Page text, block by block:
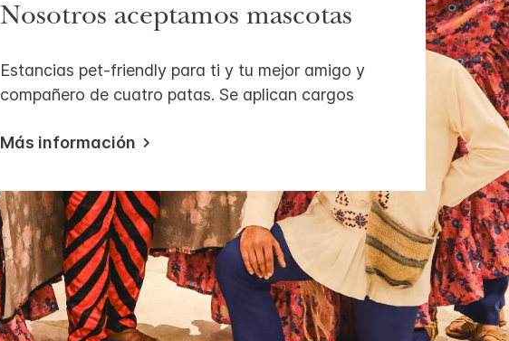
Nosotros aceptamos mascotas
Estancias pet-friendly para ti y tu mejor amigo y
compañero de cuatro patas. Se aplican cargos
Más información